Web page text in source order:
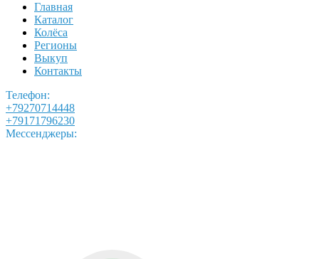
Главная
Каталог
Колёса
Регионы
Выкуп
Контакты
Телефон:
+79270714448
+79171796230
Мессенджеры: